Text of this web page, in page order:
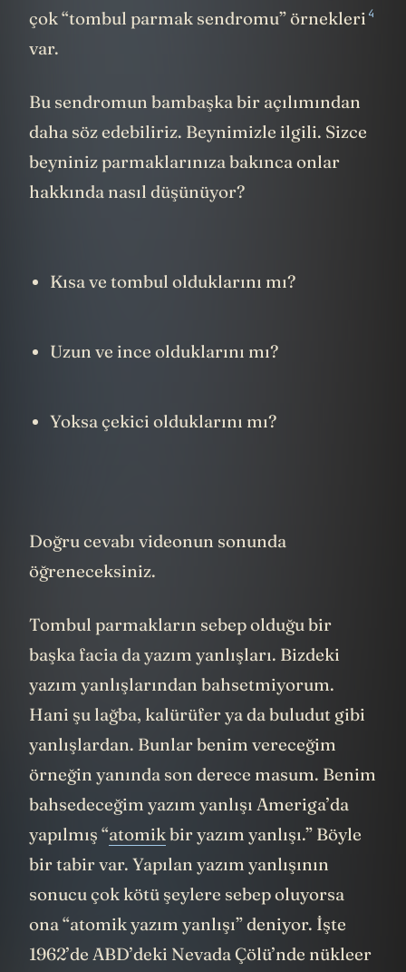
çok “tombul parmak sendromu” örnekleri 4
var.
Bu sendromun bambaşka bir açılımından
daha söz edebiliriz. Beynimizle ilgili. Sizce
beyniniz parmaklarınıza bakınca onlar
hakkında nasıl düşünüyor?
Kısa ve tombul olduklarını mı?
Uzun ve ince olduklarını mı?
Yoksa çekici olduklarını mı?
Doğru cevabı videonun sonunda
öğreneceksiniz.
Tombul parmakların sebep olduğu bir
başka facia da yazım yanlışları. Bizdeki
yazım yanlışlarından bahsetmiyorum.
Hani şu lağba, kalürüfer ya da buludut gibi
yanlışlardan. Bunlar benim vereceğim
örneğin yanında son derece masum. Benim
bahsedeceğim yazım yanlışı Ameriga’da
yapılmış “atomikbir yazım yanlışı.” Böyle
bir tabir var. Yapılan yazım yanlışının
sonucu çok kötü şeylere sebep oluyorsa
ona “atomik yazım yanlışı” deniyor. İşte
1962’de ABD’deki Nevada Çölü’nde nükleer